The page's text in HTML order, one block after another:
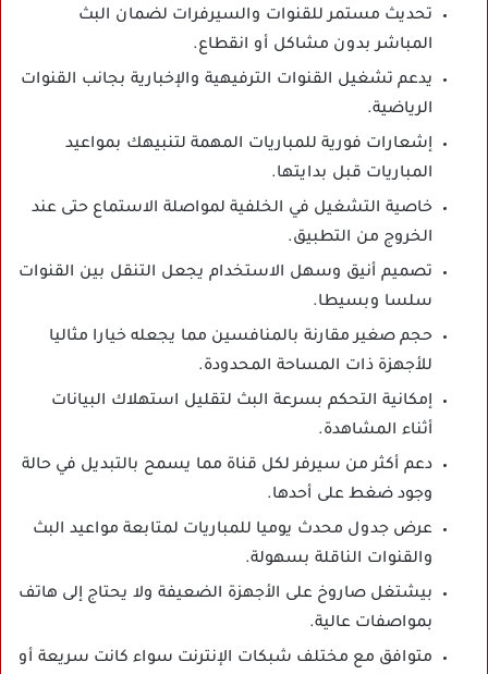
تحديث مستمر للقنوات والسيرفرات لضمان البث
المباشر بدون مشاكل أو انقطاع.
يدعم تشغيل القنوات الترفيهية والإخبارية بجانب القنوات
الرياضية.
إشعارات فورية للمباريات المهمة لتنبيهك بمواعيد
المباريات قبل بدايتها.
خاصية التشغيل في الخلفية لمواصلة الاستماع حتى عند
الخروج من التطبيق.
تصميم أنيق وسهل الاستخدام يجعل التنقل بين القنوات
سلسا وبسيطا.
حجم صغير مقارنة بالمنافسين مما يجعله خيارا مثاليا
للأجهزة ذات المساحة المحدودة.
إمكانية التحكم بسرعة البث لتقليل استهلاك البيانات
أثناء المشاهدة.
دعم أكثر من سيرفر لكل قناة مما يسمح بالتبديل في حالة
وجود ضغط على أحدها.
عرض جدول محدث يوميا للمباريات لمتابعة مواعيد البث
والقنوات الناقلة بسهولة.
بيشتغل صاروخ على الأجهزة الضعيفة ولا يحتاج إلى هاتف
بمواصفات عالية.
متوافق مع مختلف شبكات الإنترنت سواء كانت سريعة أو